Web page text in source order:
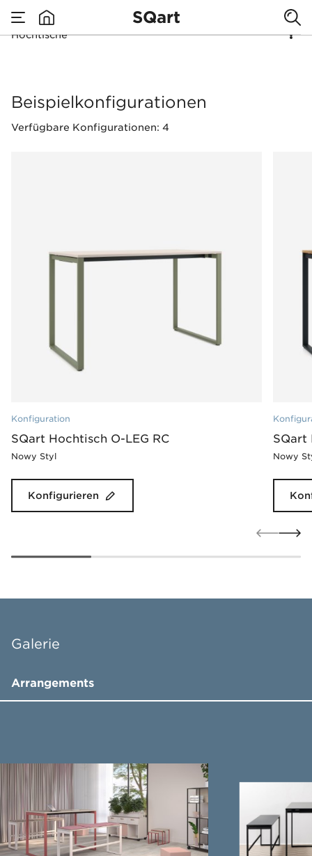
SQart
Hochtische
Hochtische
Beispielkonfigurationen
Verfügbare Konfigurationen: 4
Konfiguration
SQart Hochtisch O-LEG RC
Nowy Styl
Konfigurieren
SQart
Nowy
Galerie
Arrangements